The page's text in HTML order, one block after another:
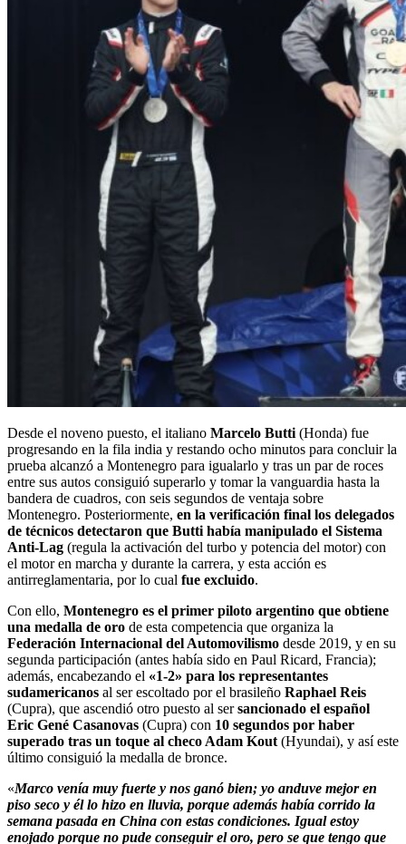
Desde el noveno puesto, el italiano Marcelo Butti (Honda) fue
progresando en la fila india y restando ocho minutos para concluir la
prueba alcanzó a Montenegro para igualarlo y tras un par de roces
entre sus autos consiguió superarlo y tomar la vanguardia hasta la
bandera de cuadros, con seis segundos de ventaja sobre
Montenegro. Posteriormente, en la verificación final los delegados
de técnicos detectaron que Butti había manipulado el Sistema
Anti-Lag (regula la activación del turbo y potencia del motor) con
el motor en marcha y durante la carrera, y esta acción es
antirreglamentaria, por lo cual fue excluido.
Con ello, Montenegro es el primer piloto argentino que obtiene
una medalla de oro de esta competencia que organiza la
Federación Internacional del Automovilismo desde 2019, y en su
segunda participación (antes había sido en Paul Ricard, Francia);
además, encabezando el «1-2» para los representantes
sudamericanos al ser escoltado por el brasileño Raphael Reis
(Cupra), que ascendió otro puesto al sersancionado el español
Eric Gené Casanovas (Cupra) con 10 segundos por haber
superado tras un toque al checo Adam Kout (Hyundai), y así este
último consiguió la medalla de bronce.
«Marco venía muy fuerte y nos ganó bien; yo anduve mejor en
piso seco y él lo hizo en lluvia, porque además había corrido la
semana pasada en China con estas condiciones. Igual estoy
enojado porque no pude conseguir el oro, pero se que tengo que